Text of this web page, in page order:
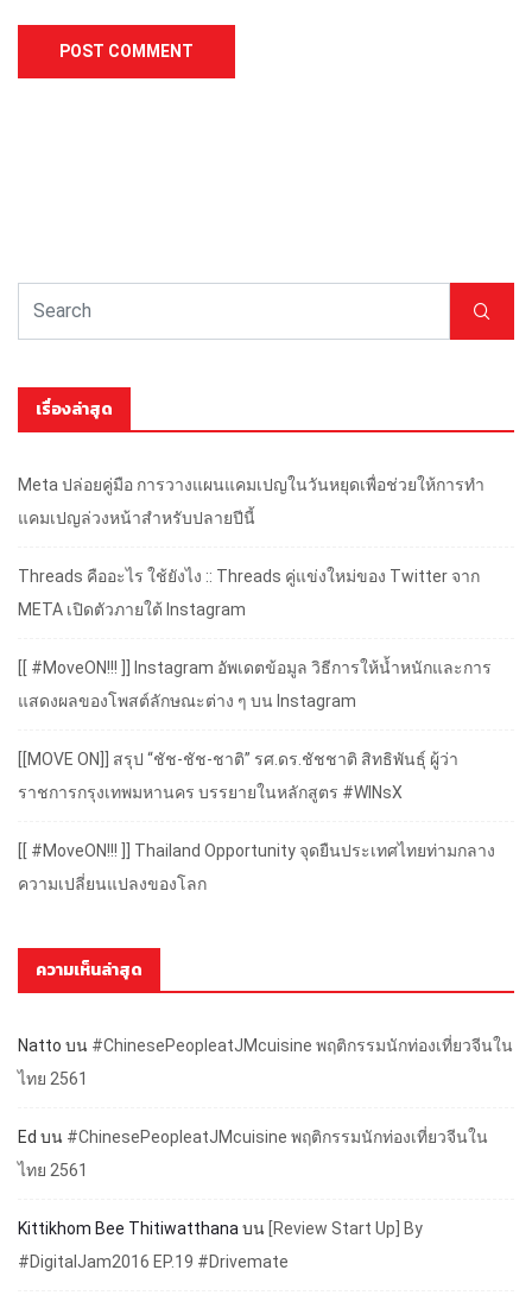
เรื่องล่าสุด
Meta ปล่อยคู่มือ การวางแผนแคมเปญในวันหยุดเพื่อช่วยให้การทำ
แคมเปญล่วงหน้าสำหรับปลายปีนี้
Threads คืออะไร ใช้ยังไง :: Threads คู่แข่งใหม่ของ Twitter จาก
META เปิดตัวภายใต้ Instagram
[[ #MoveON!!! ]] Instagram อัพเดตข้อมูล วิธีการให้น้ำหนักและการ
แสดงผลของโพสต์ลักษณะต่าง ๆ บน Instagram
[[MOVE ON]] สรุป “ชัช-ชัช-ชาติ” รศ.ดร.ชัชชาติ สิทธิพันธุ์ ผู้ว่า
ราชการกรุงเทพมหานคร บรรยายในหลักสูตร #WINsX
[[ #MoveON!!! ]] Thailand Opportunity จุดยืนประเทศไทยท่ามกลาง
ความเปลี่ยนแปลงของโลก
ความเห็นล่าสุด
Natto บน #ChinesePeopleatJMcuisine พฤติกรรมนักท่องเที่ยวจีนใน
ไทย 2561
Ed บน #ChinesePeopleatJMcuisine พฤติกรรมนักท่องเที่ยวจีนใน
ไทย 2561
Kittikhom Bee Thitiwatthana บน [Review Start Up] By
#DigitalJam2016 EP.19 #Drivemate